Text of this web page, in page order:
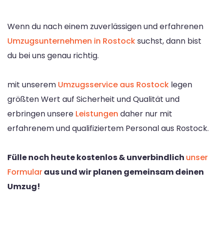
Wenn du nach einem zuverlässigen und erfahrenen
Umzugsunternehmen in Rostocksuchst, dann bist
du bei uns genau richtig.
mit unserem Umzugsservice aus Rostock legen
größten Wert auf Sicherheit und Qualität und
erbringen unsere Leistungen daher nur mit
erfahrenem und qualifiziertem Personal aus Rostock.
Fülle noch heute kostenlos & unverbindlich unser
Formularaus und wir planen gemeinsam deinen
Umzug!